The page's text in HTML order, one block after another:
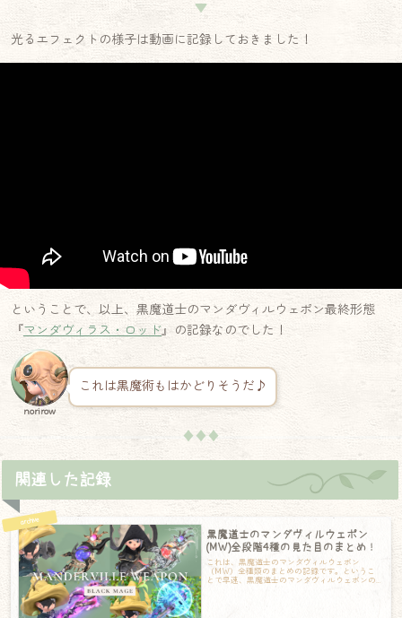
▼
光るエフェクトの様子は動画に記録しておきました！
ということで、以上、黒魔道士のマンダヴィルウェポン最終形態
『マンダヴィラス・ロッド』の記録なのでした！
norirow
これは黒魔術もはかどりそうだ♪
♦♦♦
関連した記録
黒魔道士のマンダヴィルウェポン
(MW)全段階4種の見た目のまとめ！
これは、黒魔道士のマンダヴィルウェポン
（MW）全種類のまとめの記録です。というこ
とで早速、黒魔道士のマンダヴィルウェポンの